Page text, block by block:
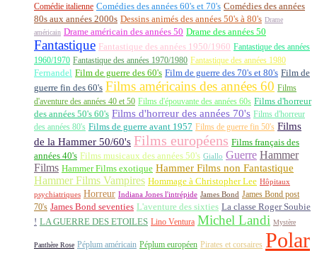
Comédie italienne Comédies des années 60's et 70's Comédies des années
80s aux années 2000s Dessins animés des années 50's à 80's Drame
américain Drame américain des années 50 Drame des années 50
Fantastique Fantastique des années 1950/1960 Fantastique des années
1960/1970 Fantastique des années 1970/1980 Fantastique des années 1980
Fernandel Film de guerre des 60's Film de guerre des 70's et 80's Film de
guerre fin des 60's Films américains des années 60 Films
d'aventure des années 40 et 50 Films d'épouvante des années 60s Films d'horreur
des années 50's 60's Films d'horreur des années 70's Films d'horreur
des années 80's Films de guerre avant 1957 Films de guerre fin 50's Films
de la Hammer 50/60's Films européens Films français des
années 40's Films musicaux des années 50's Giallo Guerre Hammer
Films Hammer Films exotique Hammer Films non Fantastique
Hammer Films Vampires Hommage à Christopher Lee Hôpitaux
psychiatriques Horreur Indiana Jones l'intrépide James Bond James Bond post
70's James Bond seventies L'aventure des sixties La classe Roger Soubie
! LA GUERRE DES ETOILES Lino Ventura Michel Landi Mystère
Panthère Rose Péplum américain Péplum européen Pirates et corsaires Polar